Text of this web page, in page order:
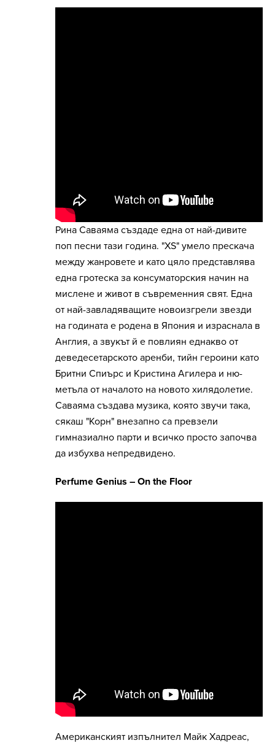
Рина Саваяма създаде една от най-дивите
поп песни тази година. "XS" умело прескача
между жанровете и като цяло представлява
една гротеска за консуматорския начин на
мислене и живот в съвременния свят. Една
от най-завладяващите новоизгрели звезди
на годината е родена в Япония и израснала в
Англия, а звукът й е повлиян еднакво от
деведесетарското аренби, тийн героини като
Бритни Спиърс и Кристина Агилера и ню-
метъла от началото на новото хилядолетие.
Саваяма създава музика, която звучи така,
сякаш "Корн" внезапно са превзели
гимназиално парти и всичко просто започва
да избухва непредвидено.
Perfume Genius – On the Floor
Американският изпълнител Майк Хадреас,